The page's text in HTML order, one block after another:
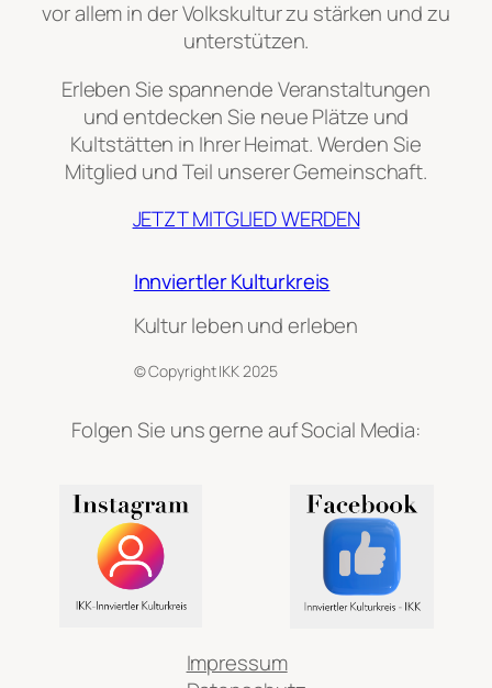
a
r
t
K
l
o
h
f
e
n
u
n
vor allem in der Volkskultur zu stärken und zu
unterstützen.
Erleben Sie spannende Veranstaltungen
und entdecken Sie neue Plätze und
Kultstätten in Ihrer Heimat. Werden Sie
Mitglied und Teil unserer Gemeinschaft.
JETZT MITGLIED WERDEN
Innviertler Kulturkreis
Kultur leben und erleben
© Copyright IKK 2025
Folgen Sie uns gerne auf Social Media:
Impressum